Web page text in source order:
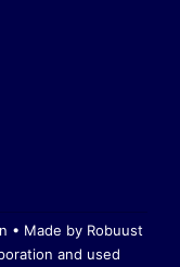
• Made by Robuust
and used